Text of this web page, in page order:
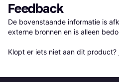
Feedback
De bovenstaande informatie is
externe bronnen en is alleen
Klopt er iets niet aan dit product?